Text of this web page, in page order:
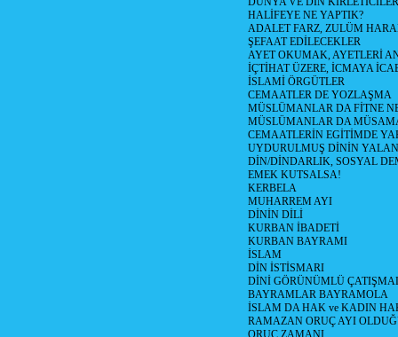
HALİFEYE NE YAPTIK?
ADALET FARZ, ZULÜM
ŞEFAAT EDİLECEKLER
AYET OKUMAK, AYETLERİ
İÇTİHAT ÜZERE, İCMAYA
İSLAMİ ÖRGÜTLER
CEMAATLER DE YOZLAŞMA
MÜSLÜMANLAR DA FİTNE
MÜSLÜMANLAR DA
CEMAATLERİN EGİTİMDE
UYDURULMUŞ DİNİN
DİN/DİNDARLIK, SOSYAL
EMEK KUTSALSA!
KERBELA
MUHARREM AYI
DİNİN DİLİ
KURBAN İBADETİ
KURBAN BAYRAMI
İSLAM
DİN İSTİSMARI
DİNİ GÖRÜNÜMLÜ
BAYRAMLAR BAYRAMOLA
İSLAM DA HAK ve KADIN
RAMAZAN ORUÇ AYI
ORUÇ ZAMANI